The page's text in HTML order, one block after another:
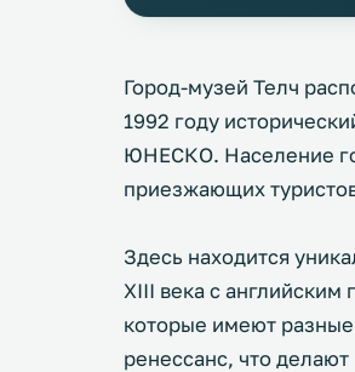
Город-музей Телч
1992 году
ЮНЕСКО. Население
приезжающих
Здесь находится
XIII века с
которые имеют
ренессанс, что